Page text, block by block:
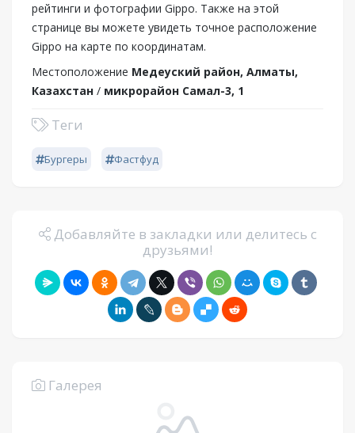
рейтинги и фотографии Gippo. Также на этой
странице вы можете увидеть точное расположение
Gippo на карте по координатам.
Местоположение Медеуский район, Алматы,
Казахстан / микрорайон Самал-3, 1
Теги
Бургеры Фастфуд
Добавляйте в закладки или делитесь с
друзьями!
Галерея